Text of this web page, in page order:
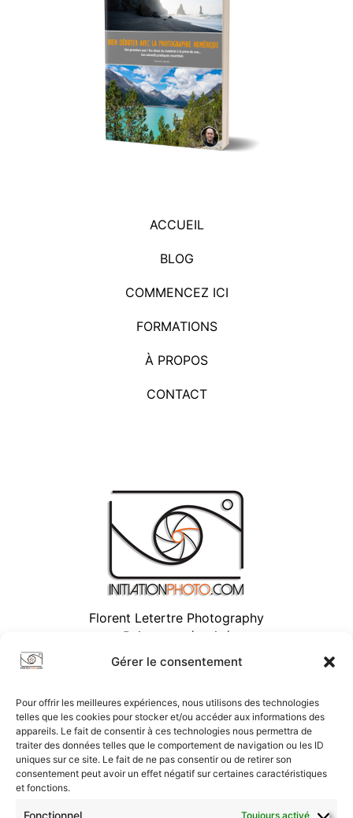
Gérer le consentement
Pour offrir les meilleures expériences, nous utilisons des technologies
telles que les cookies pour stocker et/ou accéder aux informations des
appareils. Le fait de consentir à ces technologies nous permettra de
traiter des données telles que le comportement de navigation ou les ID
uniques sur ce site. Le fait de ne pas consentir ou de retirer son
consentement peut avoir un effet négatif sur certaines caractéristiques
et fonctions.
Fonctionnel Toujours activé
ACCUEIL
BLOG
COMMENCEZ ICI
FORMATIONS
À PROPOS
CONTACT
Florent Letertre Photography
Paiement sécurisé